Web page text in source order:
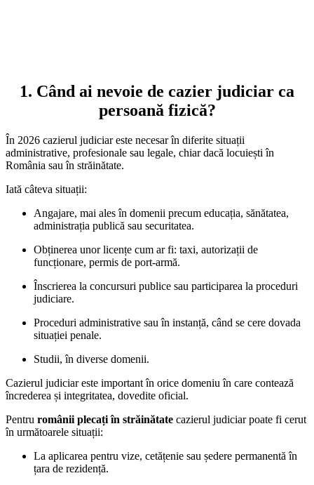
1. Când ai nevoie de cazier judiciar ca
persoană fizică?
În 2026 cazierul judiciar este necesar în diferite situații
administrative, profesionale sau legale, chiar dacă locuiești în
România sau în străinătate.
Iată câteva situații:
Angajare, mai ales în domenii precum educația, sănătatea,
administrația publică sau securitatea.
Obținerea unor licențe cum ar fi: taxi, autorizații de
funcționare, permis de port-armă.
Înscrierea la concursuri publice sau participarea la proceduri
judiciare.
Proceduri administrative sau în instanță, când se cere dovada
situației penale.
Studii, în diverse domenii.
Cazierul judiciar este important în orice domeniu în care contează
încrederea și integritatea, dovedite oficial.
Pentru românii plecați în străinătate cazierul judiciar poate fi cerut
în următoarele situații:
La aplicarea pentru vize, cetățenie sau ședere permanentă în
țara de rezidență.